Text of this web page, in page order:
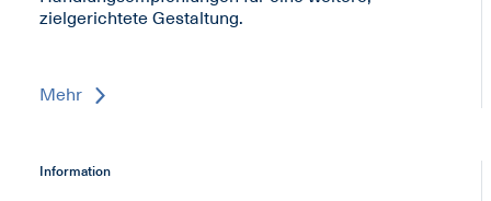
zielgerichtete Gestaltung.
Mehr
Information